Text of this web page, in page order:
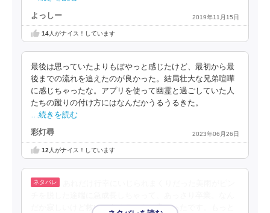
よっしー 2019年11月15日
14人がナイス！しています
最後は思っていたよりもぼやっと感じたけど、最初から最
後までの流れを追えたのが良かった。結局壮大な兄弟喧嘩
に感じちゃったな。アプリを使って幽霊と過ごしていた人
たちの蹴りの付け方にはなんだかうるうるきた。
…続きを読む
彩灯尋 2023年06月26日
12人がナイス！しています
だか寂しいけど救いのあるラストで良かったです。もっと